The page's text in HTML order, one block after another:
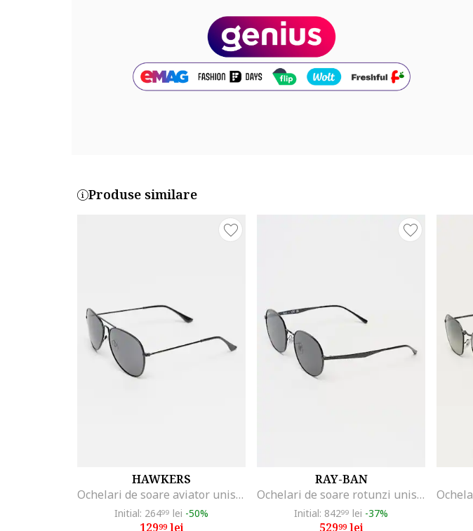
Marime punte nazala: 22 mm
Lungime brat: 145 mm
DWY0GCMBM
Produse similare
HAWKERS
Ochelari de soare aviator unisex cu lentile polarizate Hawk, Negru
Initial: 26499 lei -50%
12999lei
RAY-BAN
Ochelari de soare rotunzi unisex cu rama metalica, Negru
Initial: 84299 lei -37%
52999lei